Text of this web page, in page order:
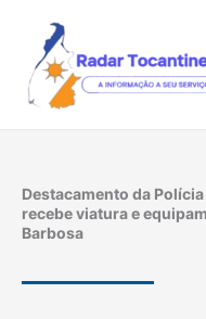
conteúdo
Destacamento da
recebe viatura e
Barbosa